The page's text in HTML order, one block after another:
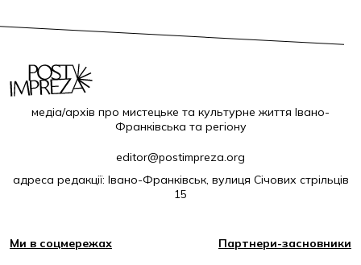
медіа/архів про мистецьке та культурне життя Івано-
Франківська та регіону
editor@postimpreza.org
адреса редакції: Івано-Франківськ, вулиця Січових стрільців
15
Ми в соцмережах Партнери-засновники